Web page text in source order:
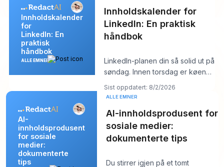
Innholdskalender
for
LinkedIn: En
praktisk
håndbok
ALLE EMNER
Innholdskalender for
LinkedIn: En praktisk
håndbok
LinkedIn-planen din så solid ut på
søndag. Innen torsdag er køen
tom, hooken du likte føles flat, og
Sist oppdatert: 8/2/2026
AI-
innholdsprodusent
for sosiale
medier:
dokumenterte
tips
ALLE EMNER
AI-innholdsprodusent for
sosiale medier:
dokumenterte tips
Du stirrer igjen på et tomt